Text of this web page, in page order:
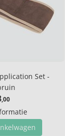
Set -
,00